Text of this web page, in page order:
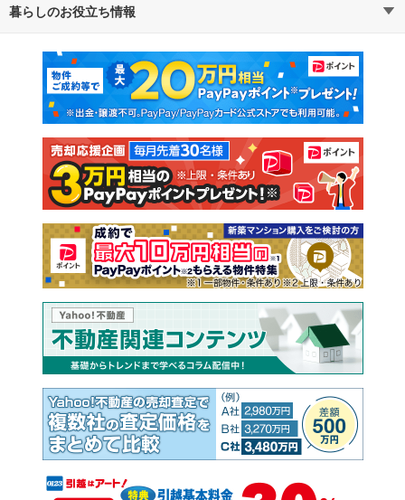
通勤・通学時間から探す
不動産・住宅
新築マンション 中古マンション
新築一戸建て 中古一戸建て
注文住宅 土地
売却査定
暮らしのお役立ち情報
マンションカタログ 教えて！住まいの先生